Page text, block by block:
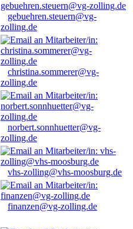
gebuehren.steuern@vg-
zolling.de
christina.sommerer@vg-
zolling.de
norbert.sonnhuetter@vg-
zolling.de
vhs-zolling@vhs-moosburg.de
finanzen@vg-zolling.de